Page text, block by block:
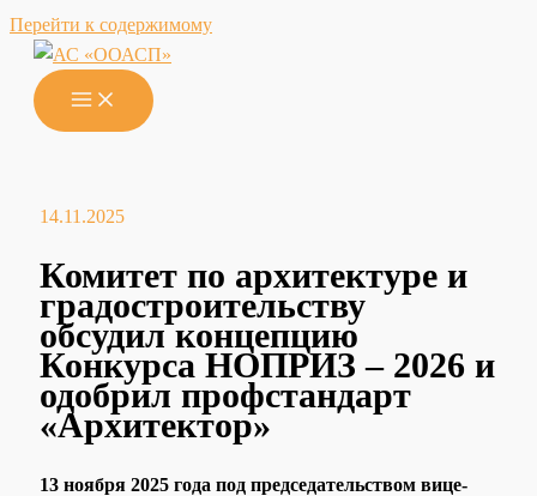
Перейти к содержимому
14.11.2025
Комитет по архитектуре и
градостроительству
обсудил концепцию
Конкурса НОПРИЗ – 2026 и
одобрил профстандарт
«Архитектор»
13 ноября 2025 года под председательством вице-